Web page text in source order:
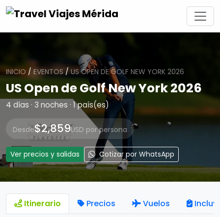
INICIO / EVENTOS/US OPEN DE GOLF NEW YORK 2026
US Open de Golf New York 2026
4 días · 3 noches · 1 país(es)
Desde$2,859USD por persona
Ver precios y salidas Cotizar por WhatsApp
Itinerario Precios Vuelos